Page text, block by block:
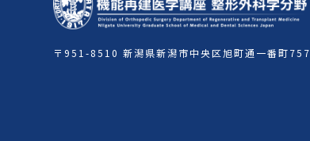
〒951-8510新潟県新潟市中央区旭町通一番町757